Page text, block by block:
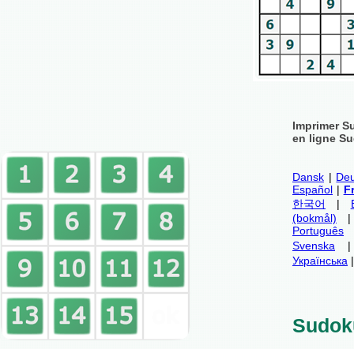
Imprimer
en ligne
Dansk |
Español |
한국어
|
(bokmål)
Português
Svenska
Українська